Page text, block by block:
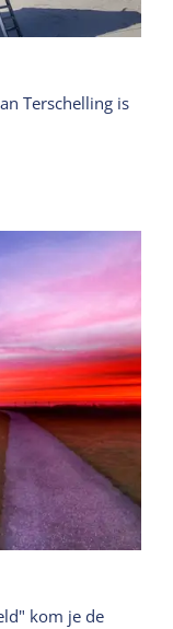
Terschelling is
kom je de